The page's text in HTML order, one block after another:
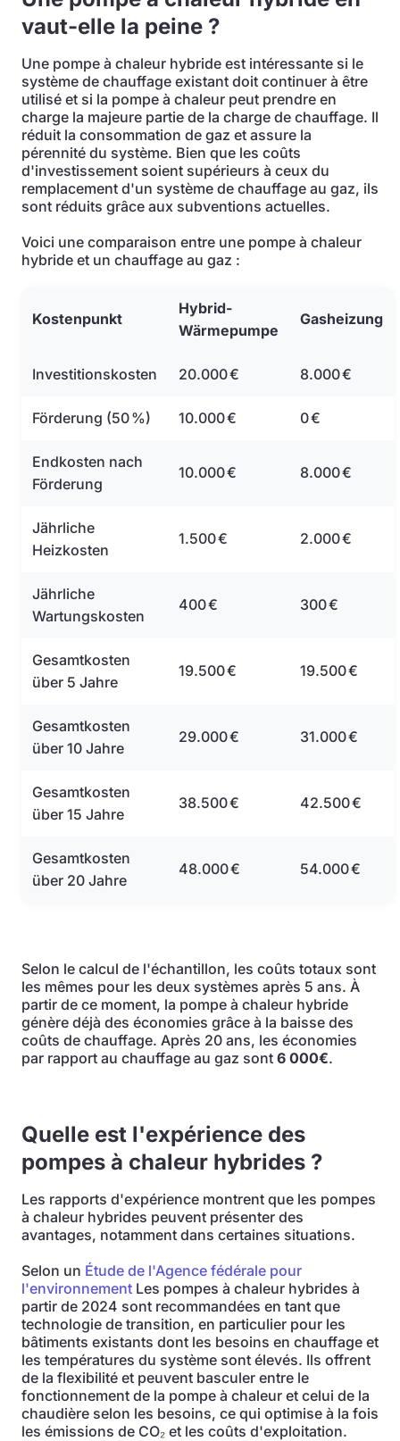
vaut-elle la peine ?
Une pompe à chaleur hybride est intéressante si le
système de chauffage existant doit continuer à être
utilisé et si la pompe à chaleur peut prendre en
charge la majeure partie de la charge de chauffage. Il
réduit la consommation de gaz et assure la
pérennité du système. Bien que les coûts
d'investissement soient supérieurs à ceux du
remplacement d'un système de chauffage au gaz, ils
sont réduits grâce aux subventions actuelles.
Voici une comparaison entre une pompe à chaleur
hybride et un chauffage au gaz :
Kostenpunkt
Hybrid-
Wärmepumpe
Gasheizung
Investitionskosten 20.000 € 8.000 €
Förderung (50 %) 10.000 € 0 €
Endkosten nach
Förderung
10.000 € 8.000 €
Jährliche
Heizkosten
1.500 € 2.000 €
Jährliche
Wartungskosten
400 € 300 €
Gesamtkosten
über 5 Jahre
19.500 € 19.500 €
Gesamtkosten
über 10 Jahre
29.000 € 31.000 €
Gesamtkosten
über 15 Jahre
38.500 € 42.500 €
Gesamtkosten
über 20 Jahre
48.000 € 54.000 €
Selon le calcul de l'échantillon, les coûts totaux sont
les mêmes pour les deux systèmes après 5 ans. À
partir de ce moment, la pompe à chaleur hybride
génère déjà des économies grâce à la baisse des
coûts de chauffage. Après 20 ans, les économies
par rapport au chauffage au gaz sont 6 000€.
Quelle est l'expérience des
pompes à chaleur hybrides ?
Les rapports d'expérience montrent que les pompes
à chaleur hybrides peuvent présenter des
avantages, notamment dans certaines situations.
Selon un Étude de l'Agence fédérale pour
l'environnement Les pompes à chaleur hybrides à
partir de 2024 sont recommandées en tant que
technologie de transition, en particulier pour les
bâtiments existants dont les besoins en chauffage et
les températures du système sont élevés. Ils offrent
de la flexibilité et peuvent basculer entre le
fonctionnement de la pompe à chaleur et celui de la
chaudière selon les besoins, ce qui optimise à la fois
les émissions de CO₂ et les coûts d'exploitation.